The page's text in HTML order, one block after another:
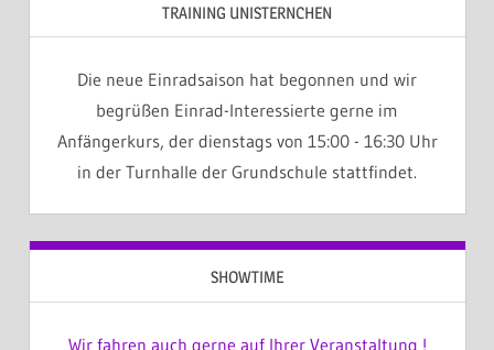
TRAINING UNISTERNCHEN
Die neue Einradsaison hat begonnen und wir
begrüßen Einrad-Interessierte gerne im
Anfängerkurs, der dienstags von 15:00 - 16:30 Uhr
in der Turnhalle der Grundschule stattfindet.
SHOWTIME
Wir fahren auch gerne auf Ihrer Veranstaltung !